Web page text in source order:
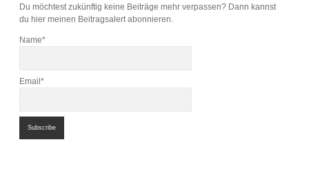
Du möchtest zukünftig keine Beiträge mehr verpassen? Dann kannst
du hier meinen Beitragsalert abonnieren.
Name*
Email*